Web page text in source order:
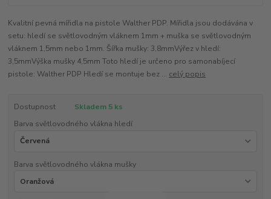
Kvalitní pevná mířidla na pistole Walther PDP. Mířidla jsou dodávána v
setu: hledí se světlovodným vláknem 1mm + muška se světlovodným
vláknem 1,5mm nebo 1mm. Šířka mušky: 3,8mmVýřez v hledí:
3,5mmVýška mušky 4,5mm Toto hledí je určeno pro samonabíjecí
pistole: Walther PDP Hledí se montuje bez ... celý popis
Dostupnost
Skladem 5 ks
Barva světlovodného vlákna hledí
Barva světlovodného vlákna mušky